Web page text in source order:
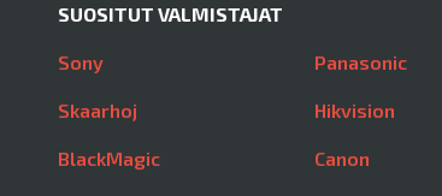
SUOSITUT VALMISTAJAT
Sony
Skaarhoj
BlackMagic
Panasonic
Hikvision
Canon